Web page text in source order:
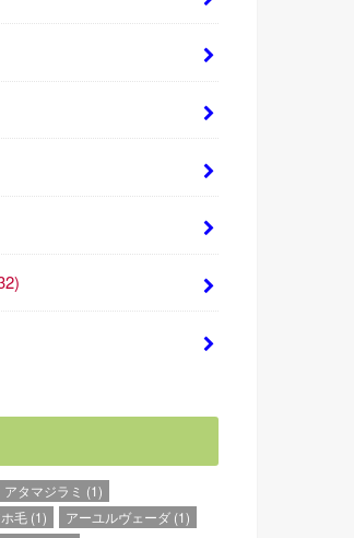
アタマジラミ (1)
毛 (1) アーユルヴェーダ (1)